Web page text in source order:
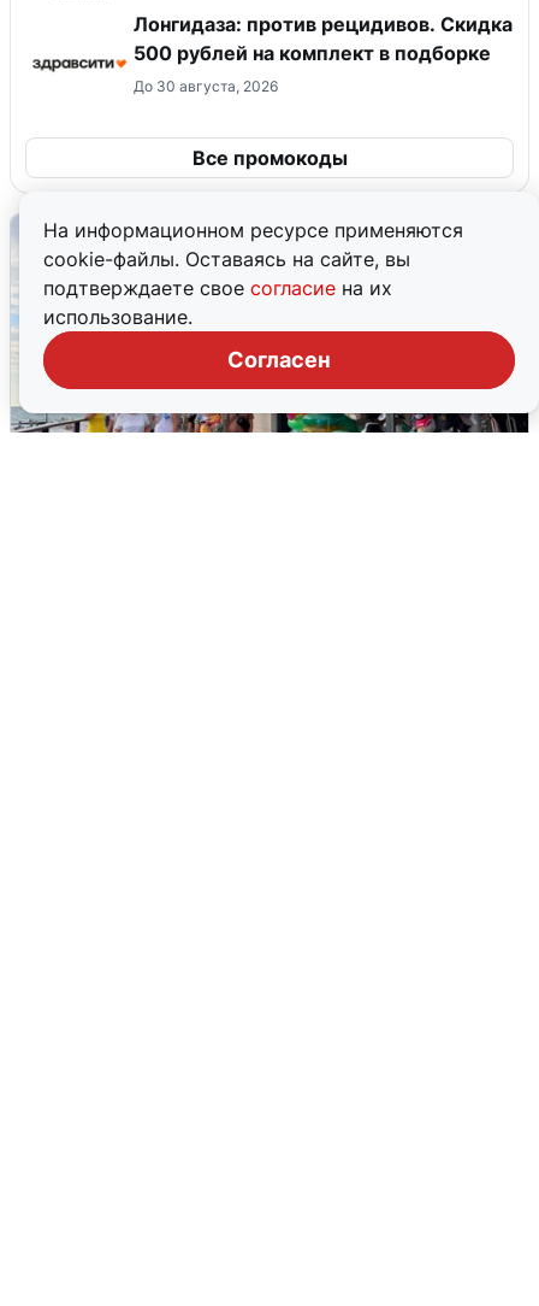
На информационном ресурсе применяются
cookie-файлы. Оставаясь на сайте, вы
подтверждаете свое согласие на их
использование.
Согласен
Лонгидаза: против рецидивов. Скидка
500 рублей на комплект в подборке
До 30 августа, 2026
Все промокоды